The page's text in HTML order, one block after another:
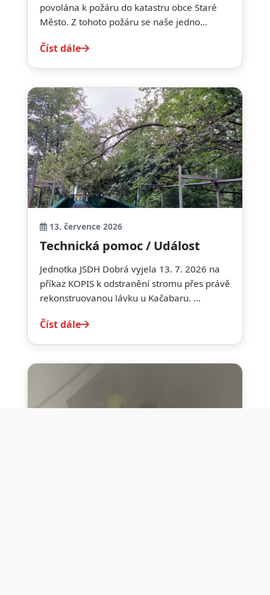
povolána k požáru do katastru obce Staré
Město. Z tohoto požáru se naše jedno...
Číst dále
13. července 2026
Technická pomoc / Událost
Jednotka JSDH Dobrá vyjela 13. 7. 2026 na
příkaz KOPIS k odstranění stromu přes právě
rekonstruovanou lávku u Kačabaru. ...
Číst dále